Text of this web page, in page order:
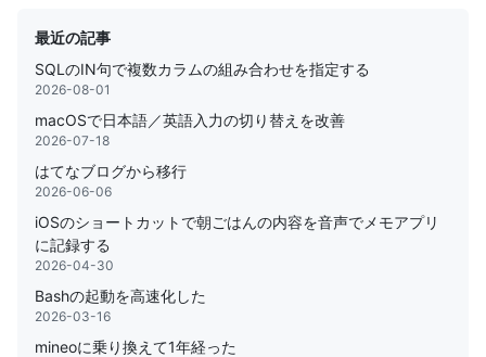
最近の記事
SQLのIN句で複数カラムの組み合わせを指定する
2026-08-01
macOSで日本語／英語入力の切り替えを改善
2026-07-18
はてなブログから移行
2026-06-06
iOSのショートカットで朝ごはんの内容を音声でメモアプリ
に記録する
2026-04-30
Bashの起動を高速化した
2026-03-16
mineoに乗り換えて1年経った